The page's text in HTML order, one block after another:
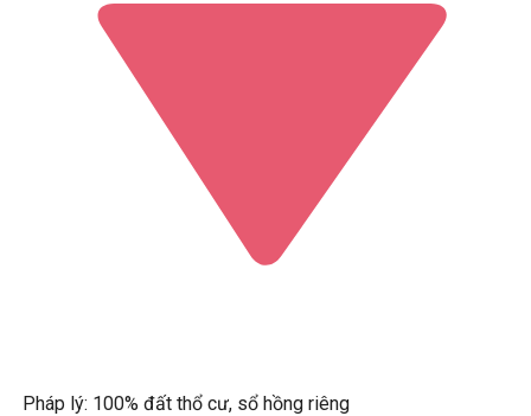
Pháp lý: 100% đất thổ cư, sổ hồng riêng